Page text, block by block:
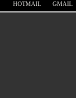
HOTMAIL GMAIL